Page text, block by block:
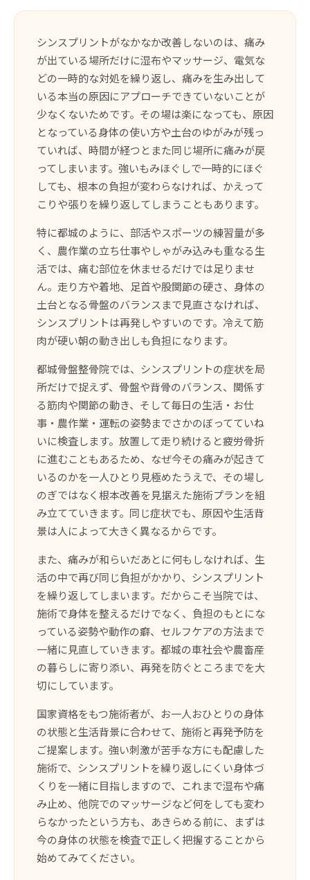
シンスプリントがなかなか改善しないのは、痛み
が出ている場所だけに湿布やマッサージ、電気な
どの一時的な対処を繰り返し、痛みを生み出して
いる本当の原因にアプローチできていないことが
少なくないためです。その場は楽になっても、原因
となっている身体の使い方や土台のゆがみが残っ
ていれば、時間が経つとまた同じ場所に痛みが戻
ってしまいます。強いもみほぐしで一時的にほぐ
しても、根本の負担が変わらなければ、かえって
こりや張りを繰り返してしまうこともあります。
特に都城のように、部活やスポーツの練習量が多
く、農作業の立ち仕事やしゃがみ込みも重なる生
活では、痛む部位を休ませるだけでは足りませ
ん。走り方や着地、足首や股関節の硬さ、身体の
土台となる骨盤のバランスまで見直さなければ、
シンスプリントは再発しやすいのです。冷えて筋
肉が硬い朝の動き出しも負担になります。
都城骨盤整骨院では、シンスプリントの症状を局
所だけで捉えず、骨盤や背骨のバランス、関係す
る筋肉や関節の動き、そして毎日の生活・お仕
事・農作業・運転の姿勢までさかのぼってていね
いに検査します。放置して走り続けると疲労骨折
に進むこともあるため、なぜ今その痛みが起きて
いるのかを一人ひとり見極めたうえで、その場し
のぎではなく根本改善を見据えた施術プランを組
み立てていきます。同じ症状でも、原因や生活背
景は人によって大きく異なるからです。
また、痛みが和らいだあとに何もしなければ、生
活の中で再び同じ負担がかかり、シンスプリント
を繰り返してしまいます。だからこそ当院では、
施術で身体を整えるだけでなく、負担のもとにな
っている姿勢や動作の癖、セルフケアの方法まで
一緒に見直していきます。都城の車社会や農畜産
の暮らしに寄り添い、再発を防ぐところまでを大
切にしています。
国家資格をもつ施術者が、お一人おひとりの身体
の状態と生活背景に合わせて、施術と再発予防を
ご提案します。強い刺激が苦手な方にも配慮した
施術で、シンスプリントを繰り返しにくい身体づ
くりを一緒に目指しますので、これまで湿布や痛
み止め、他院でのマッサージなど何をしても変わ
らなかったという方も、あきらめる前に、まずは
今の身体の状態を検査で正しく把握することから
始めてみてください。